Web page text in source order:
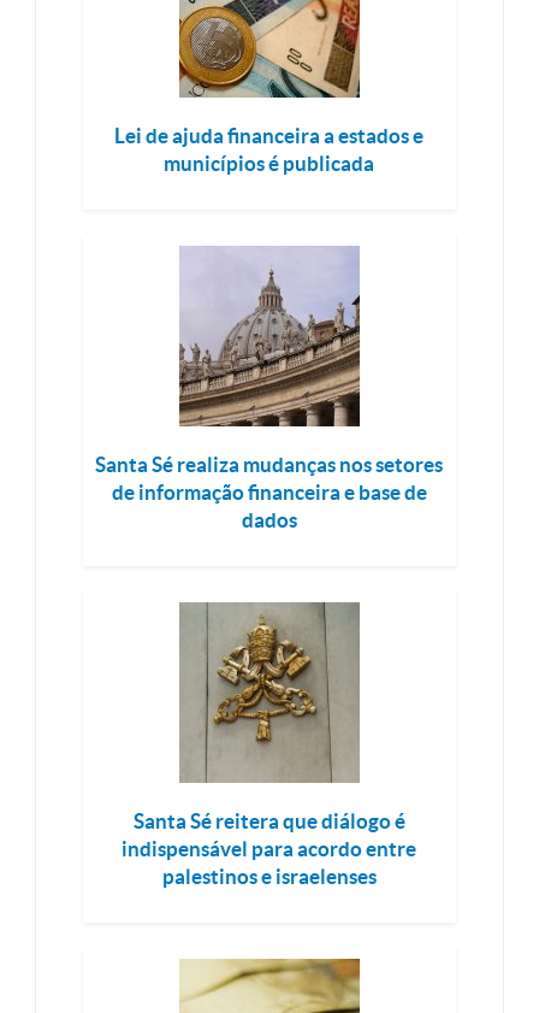
Lei de ajuda financeira a estados e
municípios é publicada
Santa Sé realiza mudanças nos setores
de informação financeira e base de
dados
Santa Sé reitera que diálogo é
indispensável para acordo entre
palestinos e israelenses